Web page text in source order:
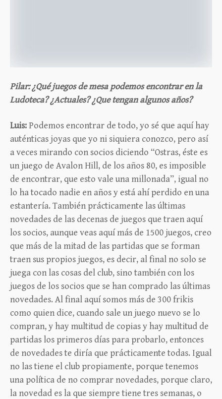
Pilar: ¿Qué juegos de mesa podemos encontrar en la
Ludoteca? ¿Actuales? ¿Que tengan algunos años?
Luis: Podemos encontrar de todo, yo sé que aquí hay
auténticas joyas que yo ni siquiera conozco, pero así
a veces mirando con socios diciendo “Ostras, éste es
un juego de Avalon Hill, de los años 80, es imposible
de encontrar, que esto vale una millonada”, igual no
lo ha tocado nadie en años y está ahí perdido en una
estantería. También prácticamente las últimas
novedades de las decenas de juegos que traen aquí
los socios, aunque veas aquí más de 1500 juegos, creo
que más de la mitad de las partidas que se forman
traen sus propios juegos, es decir, al final no solo se
juega con las cosas del club, sino también con los
juegos de los socios que se han comprado las últimas
novedades. Al final aquí somos más de 300 frikis
como quien dice, cuando sale un juego nuevo se lo
compran, y hay multitud de copias y hay multitud de
partidas los primeros días para probarlo, entonces
de novedades te diría que prácticamente todas. Igual
no las tiene el club propiamente, porque tenemos
una política de no comprar novedades, porque claro,
la novedad es la que siempre tiene tres semanas, o